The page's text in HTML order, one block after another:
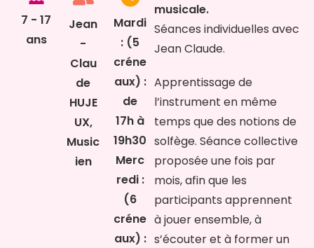
7 - 17
ans
Jean
-
Clau
de
HUJE
UX,
Music
ien
Mardi
: (5
créne
aux) :
de
17h à
19h30
Merc
redi :
(6
créne
aux) :
musicale.
Séances individuelles avec
Jean Claude.
Apprentissage de
l’instrument en même
temps que des notions de
solfège. Séance collective
proposée une fois par
mois, afin que les
participants apprennent
à jouer ensemble, à
s’écouter et à former un